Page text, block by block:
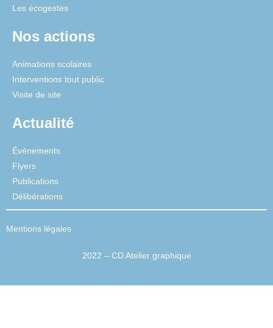
Les écogestes
Nos actions
Animations scolaires
Interventions tout public
Visite de site
Actualité
Évènements
Flyers
Publications
Délibérations
Mentions légales
2022 – CD Atelier graphique